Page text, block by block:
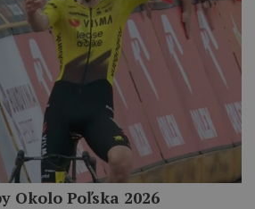
Okolo Poľska 2026